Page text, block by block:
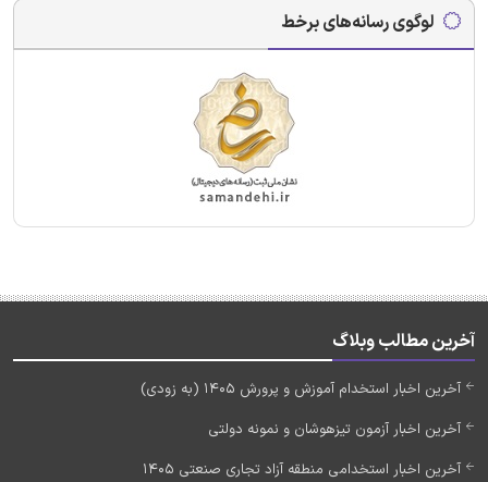
لوگوی رسانه‌های برخط
آخرین مطالب وبلاگ
آخرین اخبار استخدام آموزش و پرورش 1405 (به زودی)
آخرین اخبار آزمون تیزهوشان و نمونه دولتی
آخرین اخبار استخدامی منطقه آزاد تجاری صنعتی 1405